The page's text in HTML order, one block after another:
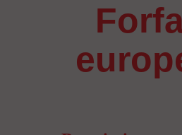
forfait international